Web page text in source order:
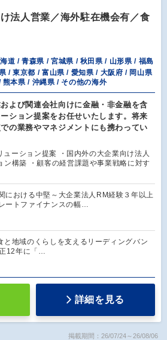
法人営業／海外駐在機会有／食
道 / 青森県 / 宮城県 / 秋田県 / 山形県 / 福島
/ 東京都 / 富山県 / 愛知県 / 大阪府 / 岡山県
本県 / 沖縄県 / その他の海外
よび関連会社向けに金融・非金融を含
ション提案をお任せいたします。将来
の業務やマネジメントにも携わってい
ーション提案 ・国内外の大企業向け法人
ン構築 ・顧客の経営課題や事業戦略に対す
における中堅～大企業法人RM経験３年以上
ートファイナンスの幅…
と地域のくらしを支えるリーディングバン
12年に「…
詳細を見る
掲載期間：26/07/24～26/08/06